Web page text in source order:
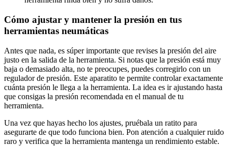
Cómo ajustar y mantener la presión en tus
herramientas neumáticas
Antes que nada, es súper importante que revises la presión del aire
justo en la salida de la herramienta. Si notas que la presión está muy
baja o demasiado alta, no te preocupes, puedes corregirlo con un
regulador de presión. Este aparatito te permite controlar exactamente
cuánta presión le llega a la herramienta. La idea es ir ajustando hasta
que consigas la presión recomendada en el manual de tu
herramienta.
Una vez que hayas hecho los ajustes, pruébala un ratito para
asegurarte de que todo funciona bien. Pon atención a cualquier ruido
raro y verifica que la herramienta mantenga un rendimiento estable.